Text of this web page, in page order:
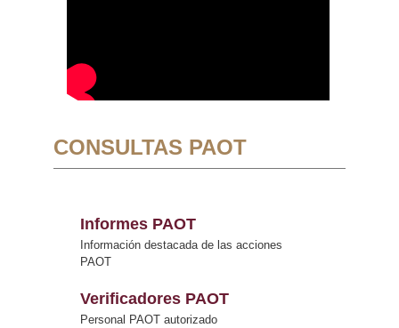
CONSULTAS PAOT
Informes PAOT
Información destacada de las acciones
PAOT
Verificadores PAOT
Personal PAOT autorizado